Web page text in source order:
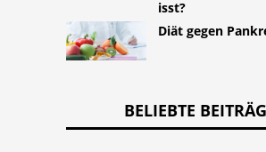
isst?
Diät gegen
BELIEBTE